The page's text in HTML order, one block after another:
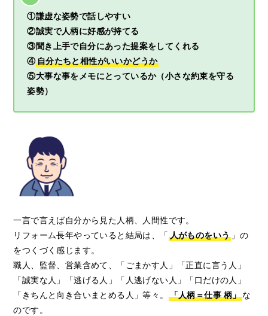
①謙虚な姿勢で話しやすい
②誠実で人柄に好感が持てる
③聞き上手で自分にあった提案をしてくれる
④自分たちと相性がいいかどうか
⑤大事な事をメモにとっているか（小さな約束を守る
姿勢）
一言で言えば自分から見た人柄、人間性です。
リフォーム長年やっていると結局は、「 人がものをいう 」の
をつくづく感じます。
職人、監督、営業含めて、「ごまかす人」「正直に言う人」
「誠実な人」「逃げる人」「人逃げない人」「口だけの人」
「きちんと向き合いまとめる人」等々。
「人柄＝仕事 柄」な
のです。